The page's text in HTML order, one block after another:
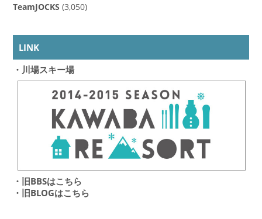
TeamJOCKS (3,050)
LINK
・川場スキー場
・旧BBSはこちら
・旧BLOGはこちら